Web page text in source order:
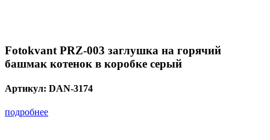
Fotokvant PRZ-003 заглушка на горячий
башмак котенок в коробке серый
Артикул: DAN-3174
подробнее